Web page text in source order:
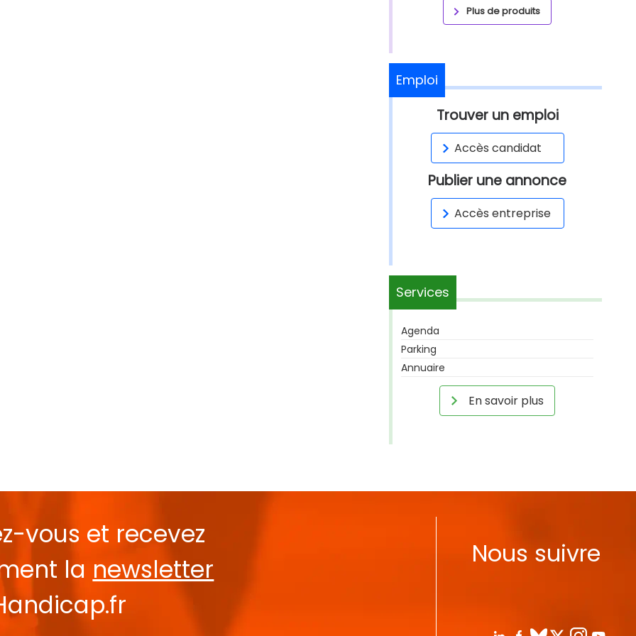
Plus de produits
Emploi
Trouver un emploi
Accès candidat
Publier une annonce
Accès entreprise
Services
Agenda
Parking
Annuaire
En savoir plus
vous et recevez
la newsletter
Nous suivre